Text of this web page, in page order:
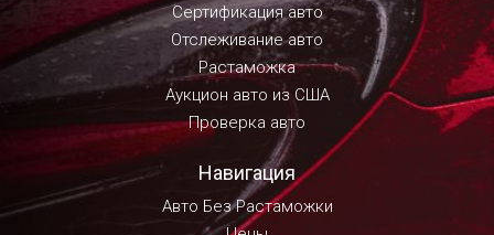
Сертификация авто
Отслеживание авто
Растаможка
Аукцион авто из США
Проверка авто
Навигация
Авто Без Растаможки